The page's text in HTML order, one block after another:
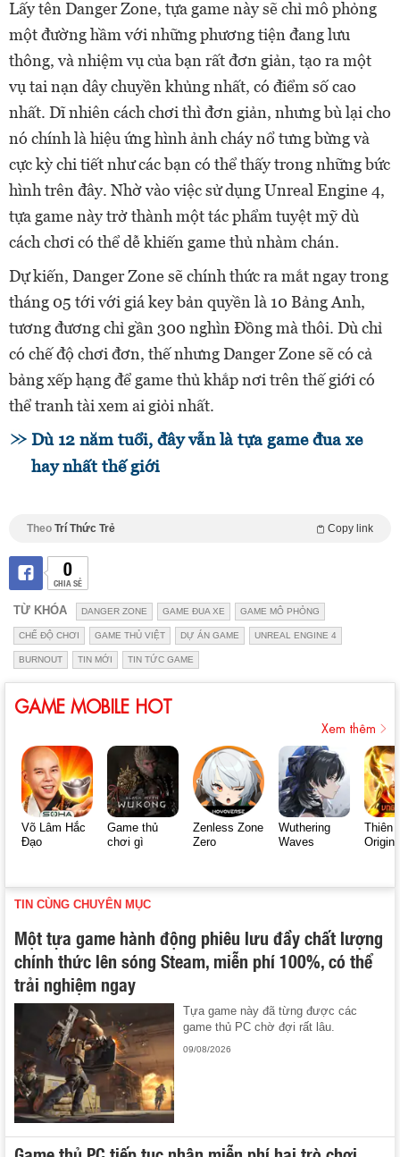
Lấy tên Danger Zone, tựa game này sẽ chỉ mô phỏng
một đường hầm với những phương tiện đang lưu
thông, và nhiệm vụ của bạn rất đơn giản, tạo ra một
vụ tai nạn dây chuyền khủng nhất, có điểm số cao
nhất. Dĩ nhiên cách chơi thì đơn giản, nhưng bù lại cho
nó chính là hiệu ứng hình ảnh cháy nổ tưng bừng và
cực kỳ chi tiết như các bạn có thể thấy trong những bức
hình trên đây. Nhờ vào việc sử dụng Unreal Engine 4,
tựa game này trở thành một tác phẩm tuyệt mỹ dù
cách chơi có thể dễ khiến game thủ nhàm chán.
Dự kiến, Danger Zone sẽ chính thức ra mắt ngay trong
tháng 05 tới với giá key bản quyền là 10 Bảng Anh,
tương đương chỉ gần 300 nghìn Đồng mà thôi. Dù chỉ
có chế độ chơi đơn, thế nhưng Danger Zone sẽ có cả
bảng xếp hạng để game thủ khắp nơi trên thế giới có
thể tranh tài xem ai giỏi nhất.
Dù 12 năm tuổi, đây vẫn là tựa game đua xe
hay nhất thế giới
Theo Trí Thức Trẻ Copy link
0
CHIA SẺ
TỪ KHÓA DANGER ZONE GAME ĐUA XE GAME MÔ PHỎNG
CHẾ ĐỘ CHƠI GAME THỦ VIỆT DỰ ÁN GAME UNREAL ENGINE 4
BURNOUT TIN MỚI TIN TỨC GAME
GAME MOBILE HOT
Xem thêm
Võ Lâm Hắc
Đạo
Game thủ
chơi gì
Zenless Zone
Zero
Wuthering
Waves
Thiên
Origin
TIN CÙNG CHUYÊN MỤC
Một tựa game hành động phiêu lưu đầy chất lượng
chính thức lên sóng Steam, miễn phí 100%, có thể
trải nghiệm ngay
Tựa game này đã từng được các
game thủ PC chờ đợi rất lâu.
09/08/2026